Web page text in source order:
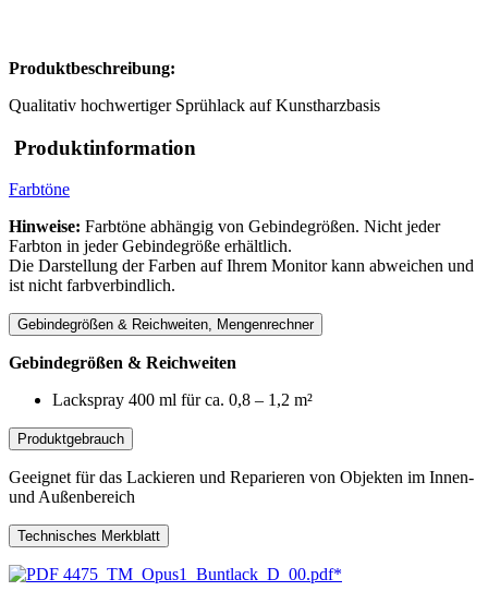
Produktbeschreibung:
Qualitativ hochwertiger Sprühlack auf Kunstharzbasis
Produktinformation
Farbtöne
Hinweise: Farbtöne abhängig von Gebindegrößen. Nicht jeder
Farbton in jeder Gebindegröße erhältlich.
Die Darstellung der Farben auf Ihrem Monitor kann abweichen und
ist nicht farbverbindlich.
Gebindegrößen & Reichweiten, Mengenrechner
Gebindegrößen & Reichweiten
Lackspray 400 ml für ca. 0,8 – 1,2 m²
Produktgebrauch
Geeignet für das Lackieren und Reparieren von Objekten im Innen-
und Außenbereich
Technisches Merkblatt
4475_TM_Opus1_Buntlack_D_00.pdf*